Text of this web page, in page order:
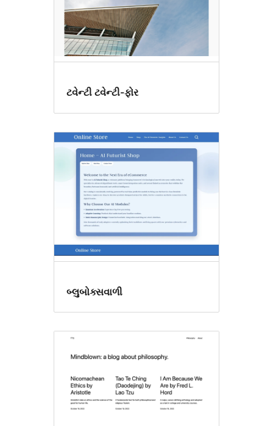
ટવેન્ટી ટવેન્ટી-ફોર
બ્લુબોક્સવાળી